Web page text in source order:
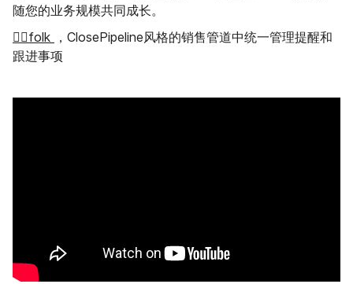
随您的业务规模共同成长。
👉🏼folk
，ClosePipeline风格的销售管道中统一管理提醒和
跟进事项